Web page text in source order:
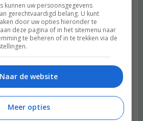
kunnen uw persoonsgegevens
gerechtvaardigd belang. U kunt
door uw opties hieronder te
deze pagina of in het sitemenu naar
te beheren of in te trekken via de
Naar de website
Meer opties